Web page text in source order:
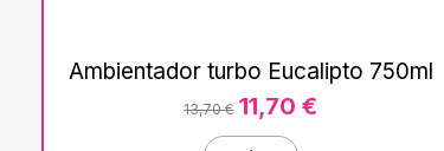
Ambientador turbo Eucalipto 750ml
13,70€ 11,70€